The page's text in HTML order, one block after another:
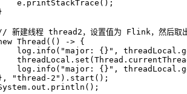
e.printStackTrace();
新建线程 thread2，设置值为 Flink，然后取
Thread(() -> {
log.info(
"major: {}" ,
log.info(
"major: {}" ,
"thread-2" ).start();